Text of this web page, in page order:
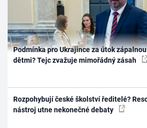
Podmínka pro Ukrajince za útok
dětmi? Tejc zvažuje mimořádný zásah
Rozpohybují české školství ředitelé?
nástroj utne nekonečné debaty